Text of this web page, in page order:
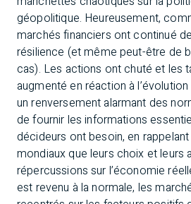
géopolitique. Heureusement,
marchés financiers ont continué
résilience (et même peut-être de
cas). Les actions ont chuté et les
augmenté en réaction à
un renversement alarmant des
de fournir les informations
décideurs ont besoin, en
mondiaux que leurs choix et leurs
répercussions sur l’économie
est revenu à la normale, les